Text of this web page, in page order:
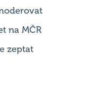
na MČR
zeptat